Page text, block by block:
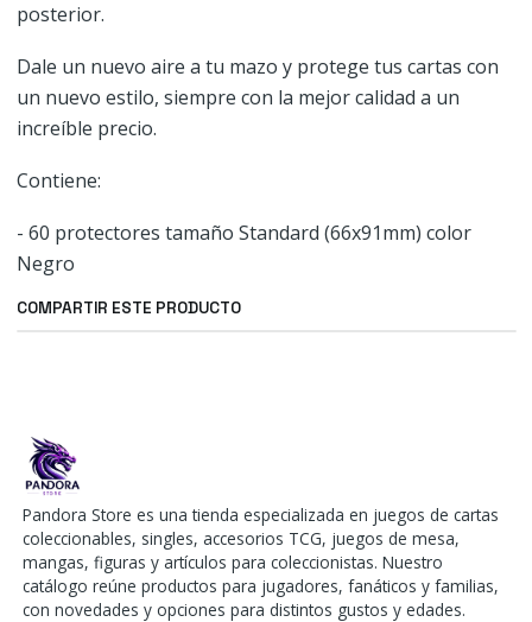
posterior.
Dale un nuevo aire a tu mazo y protege tus cartas con
un nuevo estilo, siempre con la mejor calidad a un
increíble precio.
Contiene:
- 60 protectores tamaño Standard (66x91mm) color
Negro
COMPARTIR ESTE PRODUCTO
Pandora Store es una tienda especializada en juegos de cartas
coleccionables, singles, accesorios TCG, juegos de mesa,
mangas, figuras y artículos para coleccionistas. Nuestro
catálogo reúne productos para jugadores, fanáticos y familias,
con novedades y opciones para distintos gustos y edades.